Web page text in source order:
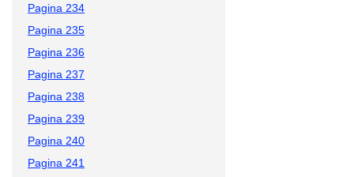
Pagina 234
Pagina 235
Pagina 236
Pagina 237
Pagina 238
Pagina 239
Pagina 240
Pagina 241